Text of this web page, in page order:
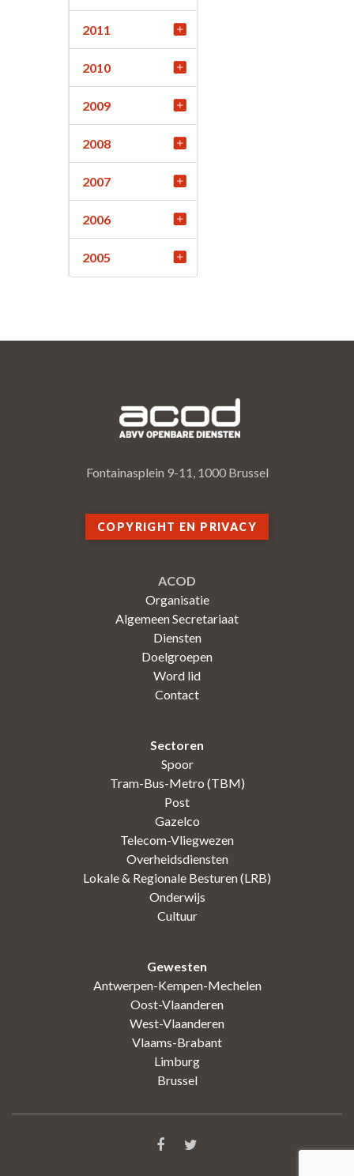
2011
2010
2009
2008
2007
2006
2005
Fontainasplein 9-11, 1000 Brussel
COPYRIGHT EN PRIVACY
ACOD
Organisatie
Algemeen Secretariaat
Diensten
Doelgroepen
Word lid
Contact
Sectoren
Spoor
Tram-Bus-Metro (TBM)
Post
Gazelco
Telecom-Vliegwezen
Overheidsdiensten
Lokale & Regionale Besturen (LRB)
Onderwijs
Cultuur
Gewesten
Antwerpen-Kempen-Mechelen
Oost-Vlaanderen
West-Vlaanderen
Vlaams-Brabant
Limburg
Brussel